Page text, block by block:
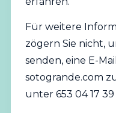
Für weitere
zögern Sie nicht,
senden, eine E-
sotogrande.com
unter 653 04 17